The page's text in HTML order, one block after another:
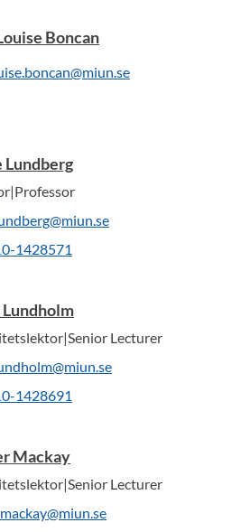
Boncan
Lundberg
1428571
Lecturer
1428691
Mackay
Lecturer